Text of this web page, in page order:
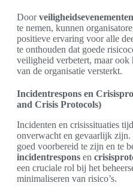
Doorveiligheidsevenementen
te nemen, kunnen
positieve ervaring voor alle
te onthouden dat goede
veiligheid verbetert, maar ook
van de organisatie versterkt.
Incidentrespons en
and Crisis Protocols)
Incidenten en crisissituaties
onverwacht en gevaarlijk zijn.
goed voorbereid te zijn en te
incidentrespons en
een cruciale rol bij het
minimaliseren van risico’s.